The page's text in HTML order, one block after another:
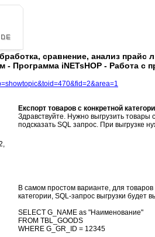
сравнение, анализ прайс
- Программа iNETsHOP - Работа с
Експорт товаров с конкретной
Здравствуйте. Нужно выгрузить товары
подсказать SQL запрос. При выгрузке
В самом простом варианте, для
категории, SQL-запрос выгрузки будет
SELECT G_NAME as "Наименование"
FROM TBL_GOODS
WHERE G_GR_ID = 12345